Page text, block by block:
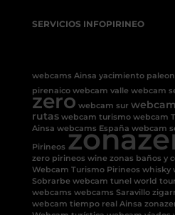
SERVICIOS INFOPIRINEO
webcams Ainsa yacimiento
pirenaico webcam valle webcam
zero webcam sur
rutas webcam turismo webcam
Ainsa webcams España webcam
Pirineos
zero pirineos wine zonas baños y
Webcam Turismo Pirineos whisky
Sobrarbe webcam tunel world
webcams webcams Saravillo
webcam tiempo real Ainsa